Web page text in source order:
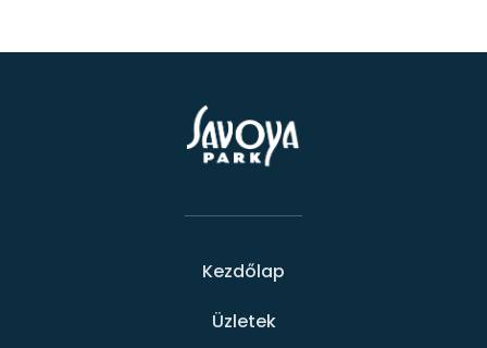
Kezdőlap
Üzletek